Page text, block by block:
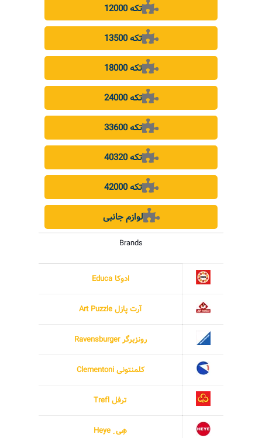
12000 تکه
13500 تکه
18000 تکه
24000 تکه
33600 تکه
40320 تکه
42000 تکه
لوازم جانبی
Brands
ادوکا Educa
آرت پازل Art Puzzle
رونزبرگر Ravensburger
کلمنتونی Clementoni
ترفل Trefl
هِی ِ Heye